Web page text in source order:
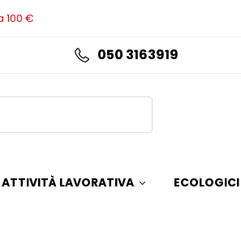
100 €
050 3163919
ATTIVITÀ LAVORATIVA ECOLOGICI